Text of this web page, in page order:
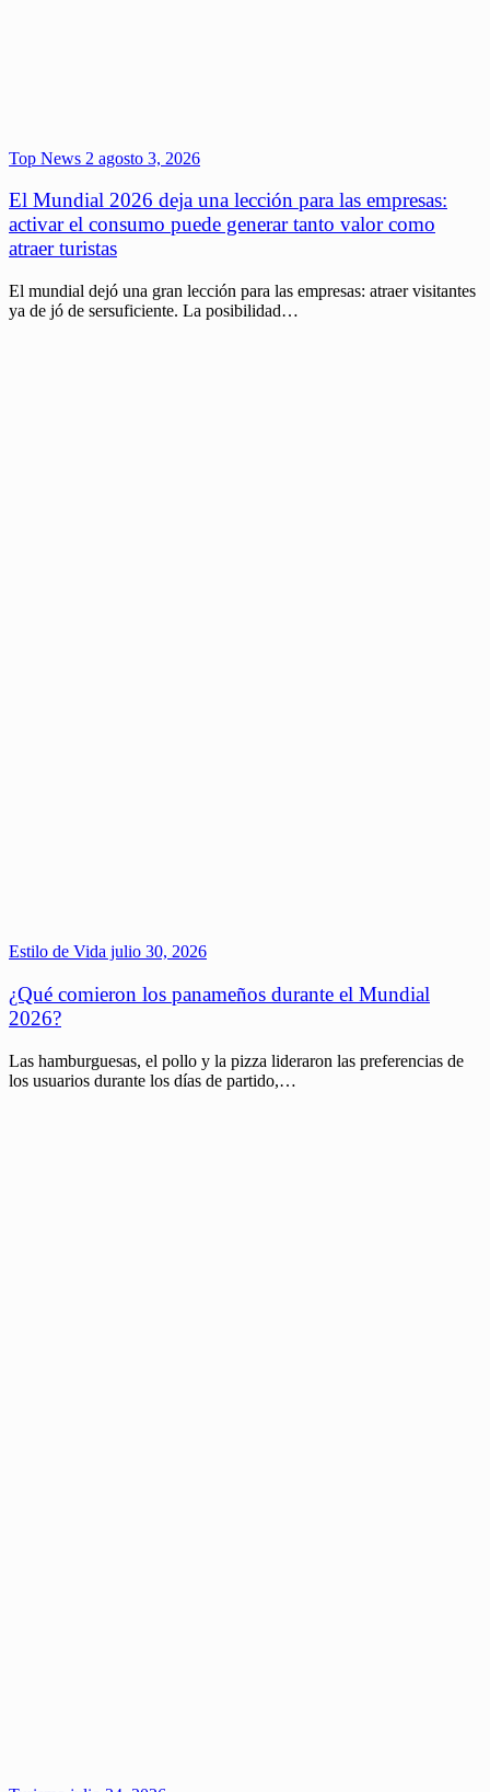
Top News 2 agosto 3, 2026
El Mundial 2026 deja una lección para las empresas:
activar el consumo puede generar tanto valor como
atraer turistas
El mundial dejó una gran lección para las empresas: atraer visitantes
ya de jó de sersuficiente. La posibilidad…
Estilo de Vida julio 30, 2026
¿Qué comieron los panameños durante el Mundial
2026?
Las hamburguesas, el pollo y la pizza lideraron las preferencias de
los usuarios durante los días de partido,…